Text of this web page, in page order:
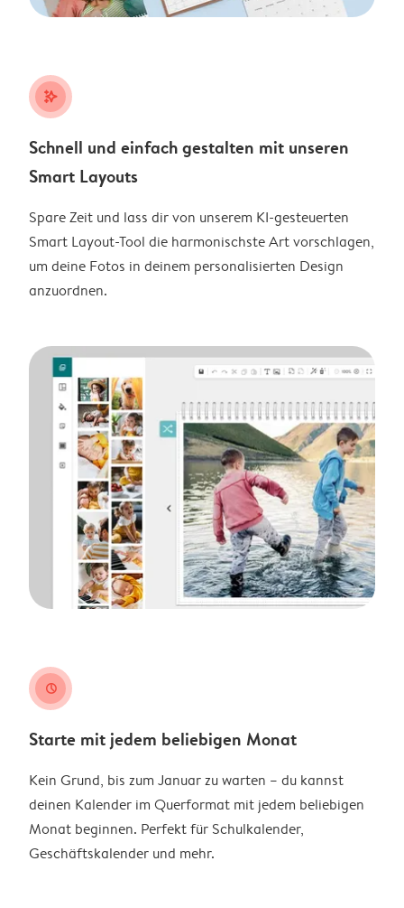
stars_plus
Schnell und einfach gestalten mit unseren
Smart Layouts
Spare Zeit und lass dir von unserem KI-gesteuerten
Smart Layout-Tool die harmonischste Art vorschlagen,
um deine Fotos in deinem personalisierten Design
anzuordnen.
clock
Starte mit jedem beliebigen Monat
Kein Grund, bis zum Januar zu warten – du kannst
deinen Kalender im Querformat mit jedem beliebigen
Monat beginnen. Perfekt für Schulkalender,
Geschäftskalender und mehr.